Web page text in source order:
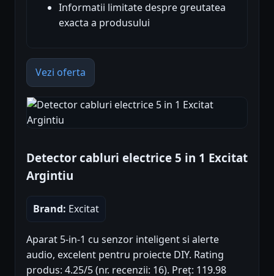
Informatii limitate despre greutatea
exacta a produsului
Vezi oferta
Detector cabluri electrice 5 in 1 Excitat
Argintiu
Brand: Excitat
Aparat 5-in-1 cu senzor inteligent si alerte
audio, excelent pentru proiecte DIY. Rating
produs: 4.25/5 (nr. recenzii: 16). Preț: 119.98